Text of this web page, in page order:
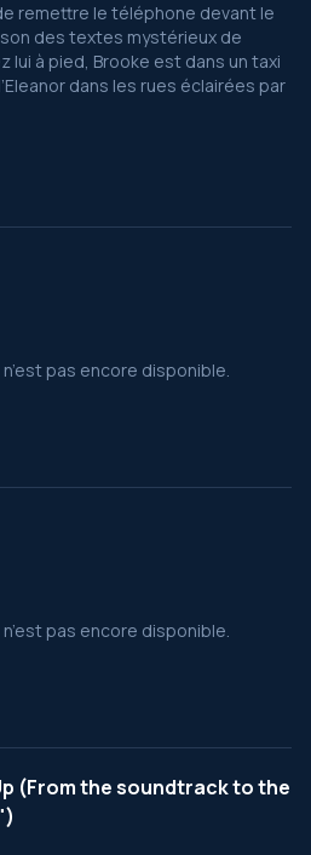
remettre le téléphone devant le
des textes mystérieux de
lui à pied, Brooke est dans un taxi
dans les rues éclairées par
pas encore disponible.
pas encore disponible.
(From the soundtrack to the